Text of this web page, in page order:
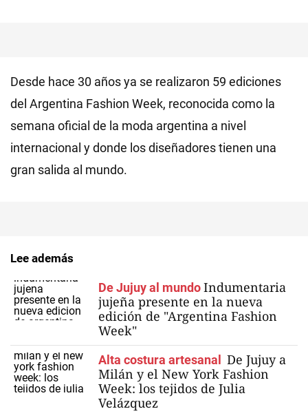
Desde hace 30 años ya se realizaron 59 ediciones
del Argentina Fashion Week, reconocida como la
semana oficial de la moda argentina a nivel
internacional y donde los diseñadores tienen una
gran salida al mundo.
Lee además
De Jujuy al mundoIndumentaria
jujeña presente en la nueva
edición de "Argentina Fashion
Week"
Alta costura artesanal
De Jujuy a
Milán y el New York Fashion
Week: los tejidos de Julia
Velázquez